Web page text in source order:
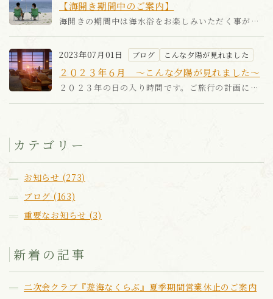
【海開き期間中のご案内】
海開きの期間中は海水浴をお楽しみいただく事ができるように、館内施設や駐車場のご利用を下記の通りとさせていただ...
2023年07月01日 ブログ こんな夕陽が見れました
２０２３年６月 ～こんな夕陽が見れました～
２０２３年の日の入り時間です。ご旅行の計画にお役立て下さい(^^♪...
カテゴリー
お知らせ (273)
ブログ (163)
重要なお知らせ (3)
新着の記事
二次会クラブ『遊海なくらぶ』夏季期間営業休止のご案内